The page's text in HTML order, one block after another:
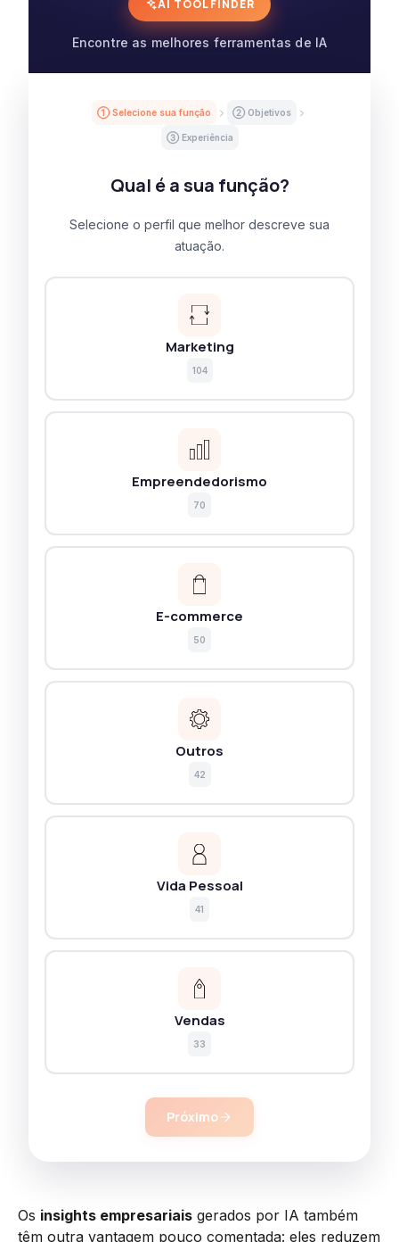
AI TOOL FINDER
Encontre as melhores ferramentas de IA
① Selecione sua função ② Objetivos
③ Experiência
Qual é a sua função?
Selecione o perfil que melhor descreve sua
atuação.
Marketing
104
Empreendedorismo
70
E-commerce
50
Outros
42
Vida Pessoal
41
Vendas
33
Próximo
Os insights empresariais gerados por IA também
têm outra vantagem pouco comentada: eles reduzem